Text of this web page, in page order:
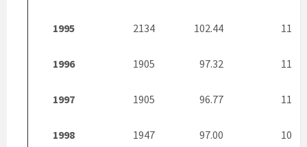
1995 2134 102.44 11
1996 1905 97.32 11
1997 1905 96.77 11
1998 1947 97.00 10